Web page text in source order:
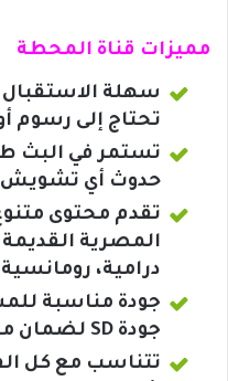
مميزات قناة المحطة
سهلة الاستقبال
تحتاج إلى رسوم
تستمر في البث
حدوث أي
تقدم محتوى
المصرية
درامية،
جودة مناسبة
جودة SD لضمان مشاهدة ممتعة.
تتناسب مع كل